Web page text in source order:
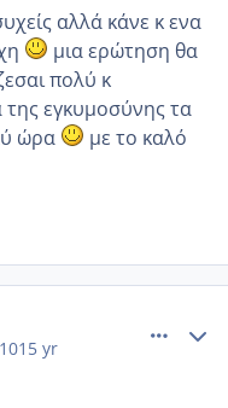
αλλά κάνε κ ενα
μια ερώτηση θα
πολύ κ
της εγκυμοσύνης τα
ώρα
με το καλό
15 yr